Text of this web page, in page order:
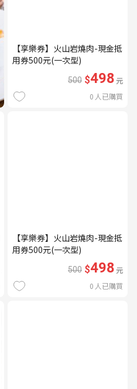
【享樂券】火山岩燒肉-現金抵
用券500元(一次型)
500 $498元
0 人已購買
【享樂券】火山岩燒肉-現金抵
用券500元(一次型)
500 $498元
0 人已購買